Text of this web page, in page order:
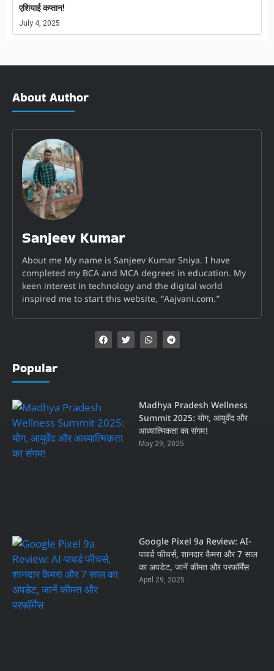
एशियाई कप्तान!
July 4, 2025
About Author
Sanjeev Kumar
About me My name is Sanjeev Kumar Sniya. I have
completed my BCA and MCA degrees in education. My
keen interest in technology and the digital world
inspired me to start this website, “Aajvani.com.”
Popular
Madhya Pradesh Wellness
Summit 2025: योग, आयुर्वेद और
आध्यात्मिकता का संगम!
May 29, 2025
Google Pixel 9a Review: AI-
पावर्ड फीचर्स, शानदार कैमरा और 7 साल
का अपडेट, जानें कीमत और परफॉर्मेंस
April 29, 2025